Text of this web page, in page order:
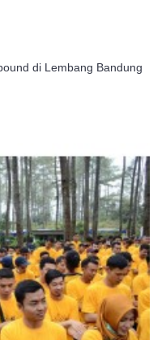
di Lembang Bandung